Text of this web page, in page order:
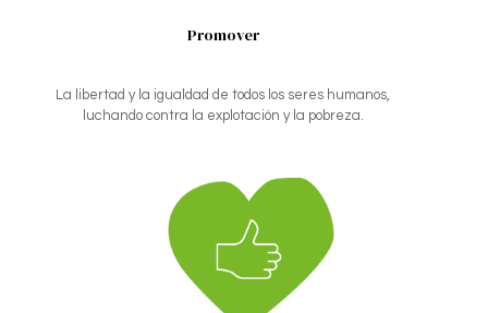
Promover
La libertad y la igualdad de todos los seres humanos,
luchando contra la explotación y la pobreza.